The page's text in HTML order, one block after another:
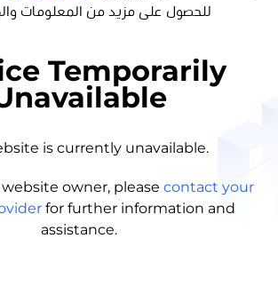
للحصول على مزيد من المعلومات
Temporarily
is currently unavailable.
owner, please contact your
for further information and
assistance.